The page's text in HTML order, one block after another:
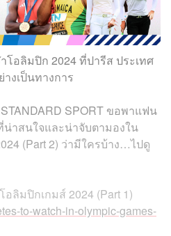
อลิมปิก 2024 ที่ปารีส ประเทศ
างเป็นทางการ
SPORT ขอพาแฟน
าสนใจและน่าจับตามองใน
(Part 2) ว่ามีใครบ้าง…ไปดู
ลิมปิกเกมส์ 2024 (Part 1)
to-watch-in-olympic-games-